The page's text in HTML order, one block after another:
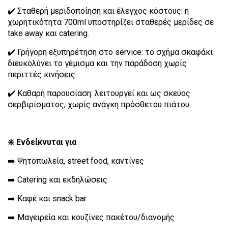
✔️ Σταθερή μεριδοποίηση και έλεγχος κόστους: η
χωρητικότητα 700ml υποστηρίζει σταθερές μερίδες σε
take away και catering.
✔️ Γρήγορη εξυπηρέτηση στο service: το σχήμα σκαφάκι
διευκολύνει το γέμισμα και την παράδοση χωρίς
περιττές κινήσεις.
✔️ Καθαρή παρουσίαση: λειτουργεί και ως σκεύος
σερβιρίσματος, χωρίς ανάγκη πρόσθετου πιάτου.
❇️ Ενδείκνυται για
➡️ Ψητοπωλεία, street food, καντίνες
➡️ Catering και εκδηλώσεις
➡️ Καφέ και snack bar
➡️ Μαγειρεία και κουζίνες πακέτου/διανομής